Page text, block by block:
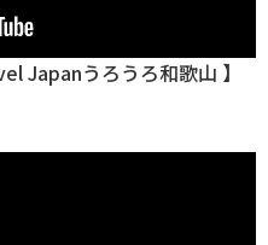
Japanうろうろ和歌山 】